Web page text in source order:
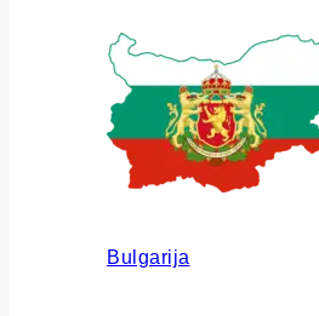
Bulgarija